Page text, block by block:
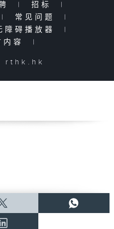
| 招标
|
| 常见问题
|
障碍播放器
|
内容
|
rthk.hk